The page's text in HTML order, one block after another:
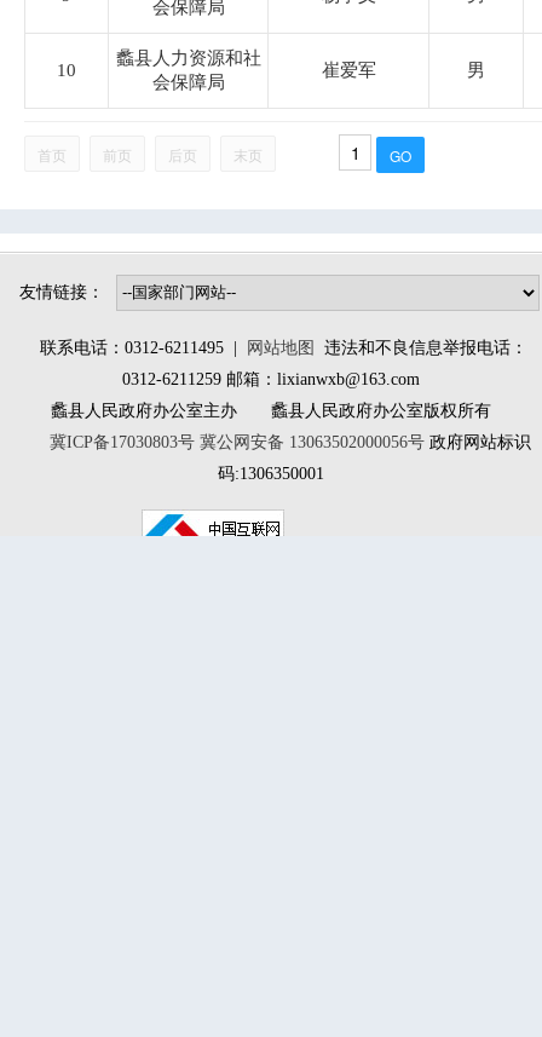
万安镇
桑园镇
林堡乡
大百尺镇
南庄镇
会保障局
10
蠡县人力资源和社
会保障局
崔爱军 男
首页 前页 后页 末页